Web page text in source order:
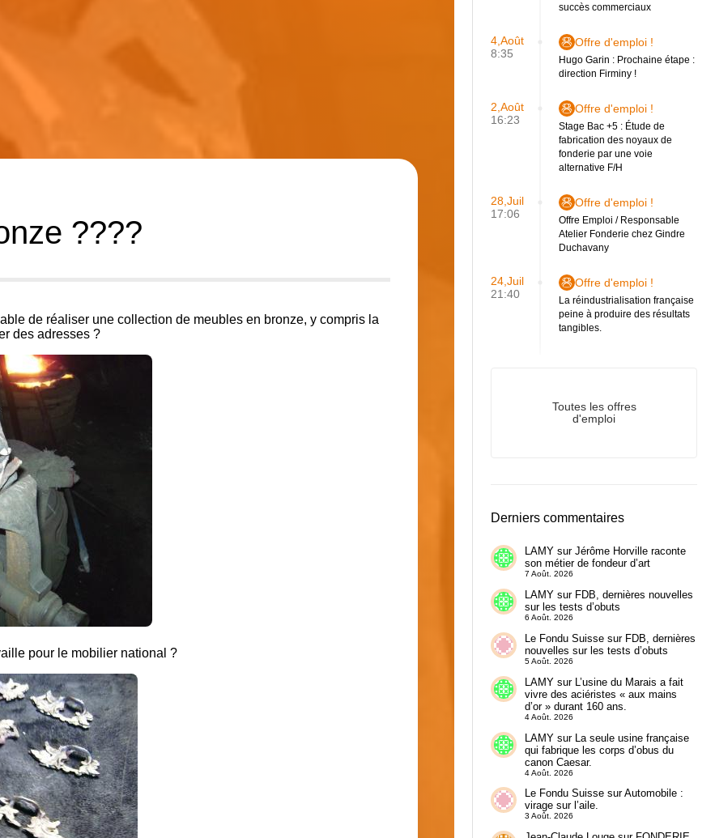
????
de réaliser une collection de meubles en bronze, y compris la
des adresses ?
pour le mobilier national ?
succès commerciaux
4,Août
8:35
Offre d'emploi !
Hugo Garin : Prochaine étape :
direction Firminy !
2,Août
16:23
Offre d'emploi !
Stage Bac +5 : Étude de
fabrication des noyaux de
fonderie par une voie
alternative F/H
28,Juil
17:06
Offre d'emploi !
Offre Emploi / Responsable
Atelier Fonderie chez Gindre
Duchavany
24,Juil
21:40
Offre d'emploi !
La réindustrialisation française
peine à produire des résultats
tangibles.
Toutes les offres
d'emploi
Derniers commentaires
LAMYsur Jérôme Horville raconte
son métier de fondeur d’art
7 Août. 2026
LAMYsur FDB, dernières nouvelles
sur les tests d’obuts
6 Août. 2026
Le Fondu Suissesur FDB, dernières
nouvelles sur les tests d’obuts
5 Août. 2026
LAMYsur L’usine du Marais a fait
vivre des aciéristes « aux mains
d’or » durant 160 ans.
4 Août. 2026
LAMYsur La seule usine française
qui fabrique les corps d’obus du
canon Caesar.
4 Août. 2026
Le Fondu SuissesurAutomobile :
virage sur l’aile.
3 Août. 2026